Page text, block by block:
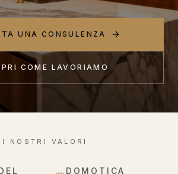
UNA CONSULENZA
COME LAVORIAMO
I NOSTRI VALORI
DOMOTICA